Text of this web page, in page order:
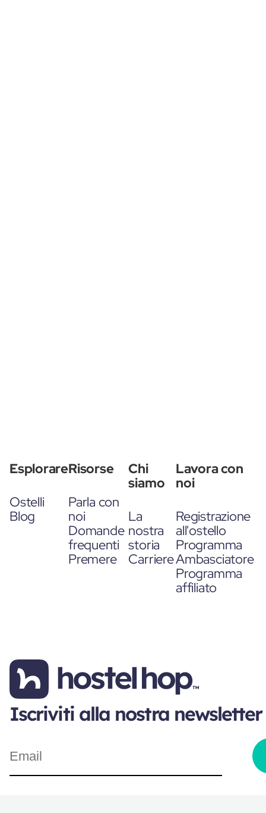
Esplorare
Ostelli
Blog
Risorse
Parla con
noi
Domande
frequenti
Premere
Chi
siamo
La
nostra
storia
Carriere
Lavora con
noi
Registrazione
all'ostello
Programma
Ambasciatore
Programma
affiliato
Iscriviti alla nostra newsletter